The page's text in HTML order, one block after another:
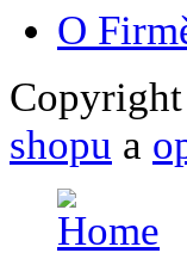
O
shopu a